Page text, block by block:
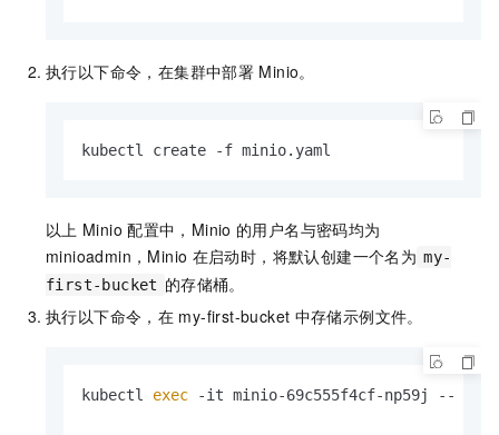
执行以下命令，在集群中部署 Minio。
kubectl create -f minio.yaml
以上 Minio 配置中，Minio 的用户名与密码均为
minioadmin，Minio 在启动时，将默认创建一个名为 my-
first-bucket 的存储桶。
执行以下命令，在 my-first-bucket 中存储示例文件。
kubectl exec -it minio-69c555f4cf-np59j --